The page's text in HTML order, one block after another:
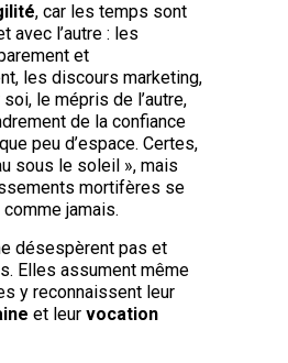
, car les temps sont
avec l’autre : les
et
les discours marketing,
soi, le mépris de l’autre,
de la confiance
peu d’espace. Certes,
sous le soleil », mais
mortifères se
comme jamais.
désespèrent pas et
Elles assument même
y reconnaissent leur
et leur vocation